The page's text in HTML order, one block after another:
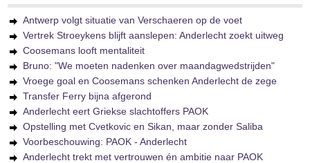
Antwerp volgt situatie van Verschaeren op de voet
Vertrek Stroeykens blijft aanslepen: Anderlecht zoekt uitweg
Coosemans looft mentaliteit
Bruno: "We moeten nadenken over maandagwedstrijden"
Vroege goal en Coosemans schenken Anderlecht de zege
Transfer Ferry bijna afgerond
Anderlecht eert Griekse slachtoffers PAOK
Opstelling met Cvetkovic en Sikan, maar zonder Saliba
Voorbeschouwing: PAOK - Anderlecht
Anderlecht trekt met vertrouwen én ambitie naar PAOK